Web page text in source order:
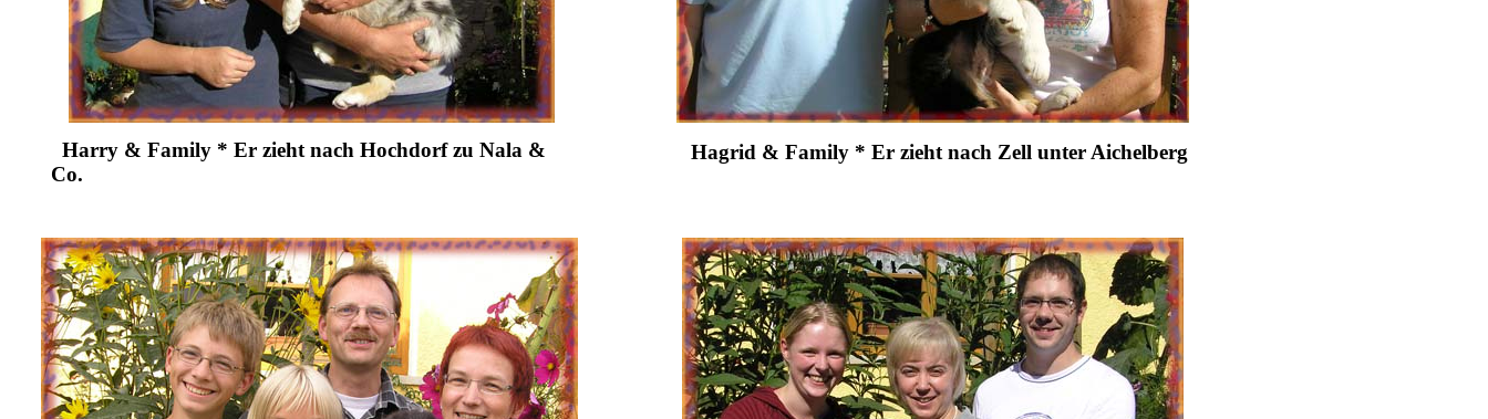
Harry & Family * Er zieht nach Hochdorf zu Nala &
Co.
Hagrid & Family * Er zieht nach Zell unter Aichelberg